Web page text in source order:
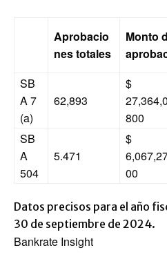
Aprobacio
nes totales
Monto
SB
A 7
(a)
62,893
$
800
SB
A
504
5.471
$
00
Datos precisos para el año
30 de septiembre de 2024.
Bankrate Insight